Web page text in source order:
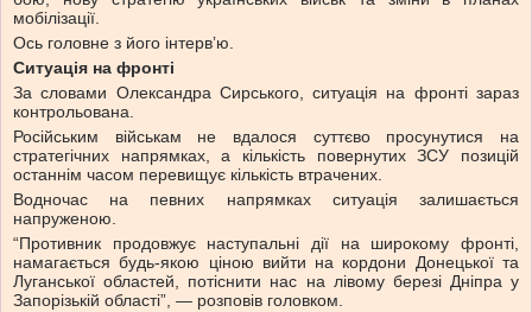
мобілізації.
Ось головне з його інтервʼю.
Ситуація на фронті
За словами Олександра Сирського, ситуація на фронті зараз
контрольована.
Російським військам не вдалося суттєво просунутися на
стратегічних напрямках, а кількість повернутих ЗСУ позицій
останнім часом перевищує кількість втрачених.
Водночас на певних напрямках ситуація залишається
напруженою.
“Противник продовжує наступальні дії на широкому фронті,
намагається будь-якою ціною вийти на кордони Донецької та
Луганської областей, потіснити нас на лівому березі Дніпра у
Запорізькій області”, — розповів головком.